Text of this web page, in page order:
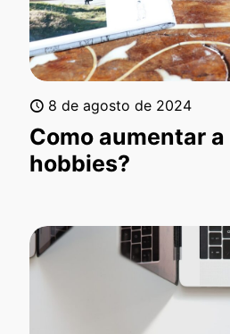
8 de agosto de 2024
Como aumentar
hobbies?